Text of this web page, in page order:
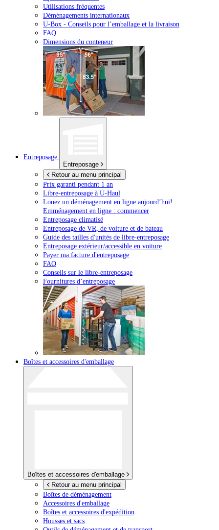
Utilisations fréquentes
Déménagements internationaux
U-Box - Conseils pour l’emballage et la livraison
FAQ
Dimensions du conteneur
Entreposage
Entreposage
Retour au menu principal
Prix garanti pendant 1 an
Libre-entreposage à U-Haul
Louez un déménagement en ligne aujourd’hui!
Emménagement en ligne : commencer
Entreposage climatisé
Entreposage de VR, de voiture et de bateau
Guide des tailles d'unités de libre-entreposage
Entreposage extérieur/accessible en voiture
Payer ma facture d'entreposage
FAQ
Conseils sur le libre-entreposage
Fournitures d’entreposage
Boîtes et accessoires d'emballage
Boîtes et accessoires d'emballage
Retour au menu principal
Boîtes de déménagement
Accessoires d'emballage
Boîtes et accessoires d'expédition
Housses et sacs